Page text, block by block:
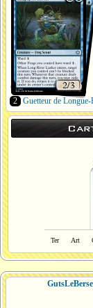
2 Guetteur de
Ter Art